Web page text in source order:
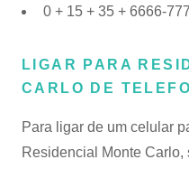
0 + 15 + 35 + 6666-
LIGAR PARA
CARLO DE
Para ligar de um celular
Residencial Monte